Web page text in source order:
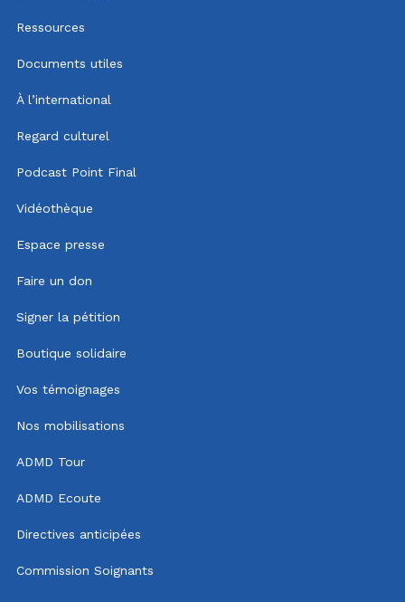
Ressources
Documents utiles
À l’international
Regard culturel
Podcast Point Final
Vidéothèque
Espace presse
Faire un don
Signer la pétition
Boutique solidaire
Vos témoignages
Nos mobilisations
ADMD Tour
ADMD Ecoute
Directives anticipées
Commission Soignants